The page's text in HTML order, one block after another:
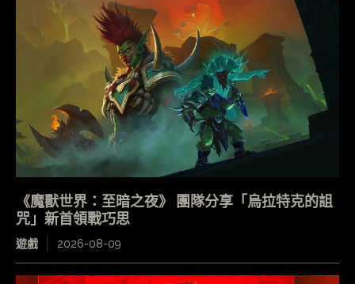
《魔獸世界：至暗之夜》 團隊分享「烏拉特克的詛
咒」新首領戰巧思
遊戲 2026-08-09